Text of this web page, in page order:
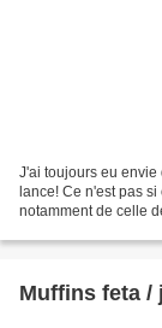
J'ai toujours eu envie
lance! Ce n'est pas
notamment de celle
Muffins feta /